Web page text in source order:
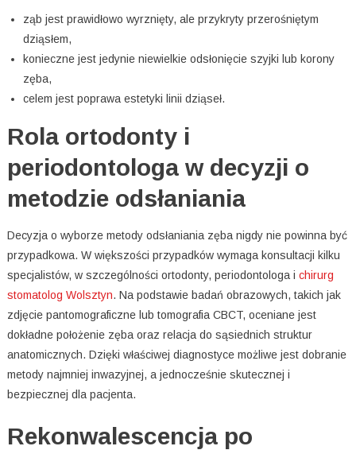
ząb jest prawidłowo wyrznięty, ale przykryty przerośniętym
dziąsłem,
konieczne jest jedynie niewielkie odsłonięcie szyjki lub korony
zęba,
celem jest poprawa estetyki linii dziąseł.
Rola ortodonty i
periodontologa w decyzji o
metodzie odsłaniania
Decyzja o wyborze metody odsłaniania zęba nigdy nie powinna być
przypadkowa. W większości przypadków wymaga konsultacji kilku
specjalistów, w szczególności ortodonty, periodontologa i chirurg
stomatolog Wolsztyn. Na podstawie badań obrazowych, takich jak
zdjęcie pantomograficzne lub tomografia CBCT, oceniane jest
dokładne położenie zęba oraz relacja do sąsiednich struktur
anatomicznych. Dzięki właściwej diagnostyce możliwe jest dobranie
metody najmniej inwazyjnej, a jednocześnie skutecznej i
bezpiecznej dla pacjenta.
Rekonwalescencja po